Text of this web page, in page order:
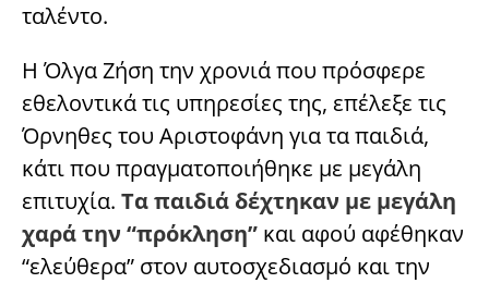
ταλέντο.
Η Όλγα Ζήση την χρονιά που πρόσφερε
εθελοντικά τις υπηρεσίες της, επέλεξε τις
Όρνηθες του Αριστοφάνη για τα παιδιά,
κάτι που πραγματοποιήθηκε με μεγάλη
επιτυχία. Τα παιδιά δέχτηκαν με μεγάλη
χαρά την “πρόκληση” και αφού αφέθηκαν
“ελεύθερα” στον αυτοσχεδιασμό και την